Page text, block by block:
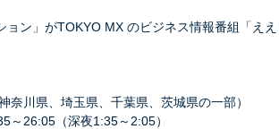
ン」がTOKYO MX のビジネス情報番組「え
川県、埼玉県、千葉県、茨城県の一部）
26:05（深夜1:35～2:05）